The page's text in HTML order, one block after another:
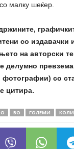
малку шеќер.
со издавачки
на авторски
делумно
фотографии) со
цитира.
ВО ГОЛЕМИ